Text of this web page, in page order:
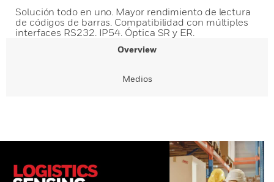
Solución todo en uno. Mayor rendimiento de lectura
de códigos de barras. Compatibilidad con múltiples
interfaces RS232. IP54. Óptica SR y ER.
Overview
Medios